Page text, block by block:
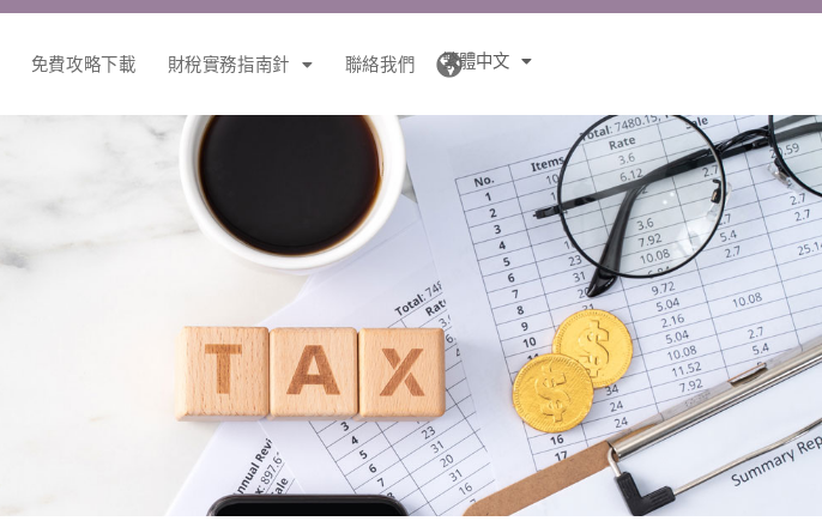
免費攻略下載 財稅實務指南針 聯絡我們 繁體中文